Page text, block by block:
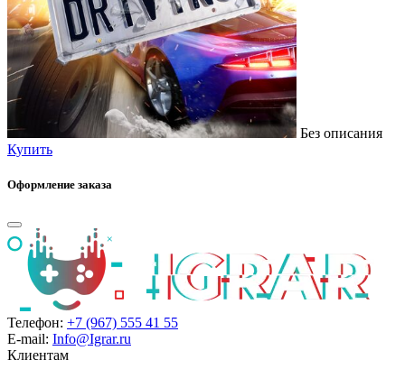
Без описания
Купить
Оформление заказа
Телефон: +7 (967) 555 41 55
E-mail: Info@Igrar.ru
Клиентам